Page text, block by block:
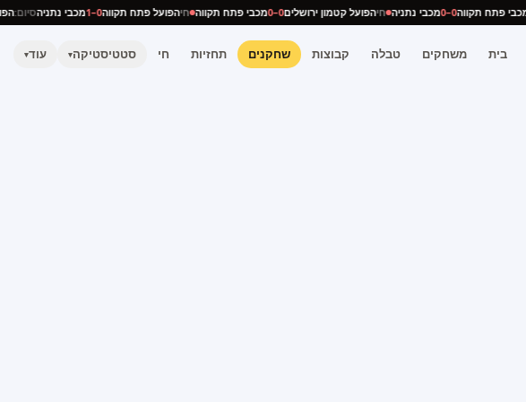
חימכבי פתח תקווה0–0 מכבי נתניה חיהפועל קטמון ירושלים0–0 מכבי פתח תקווה חיהפועל פתח תקווה0–1 מכבי נתניהסיום:
בית משחקים טבלה קבוצות שחקנים תחזיות חי סטטיסטיקה▾ עוד▾